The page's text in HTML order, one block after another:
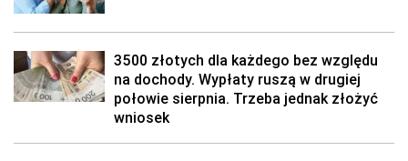
3500 złotych dla każdego bez względu
na dochody. Wypłaty ruszą w drugiej
połowie sierpnia. Trzeba jednak złożyć
wniosek